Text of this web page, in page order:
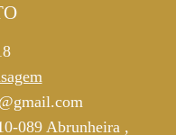
089 Abrunheira ,